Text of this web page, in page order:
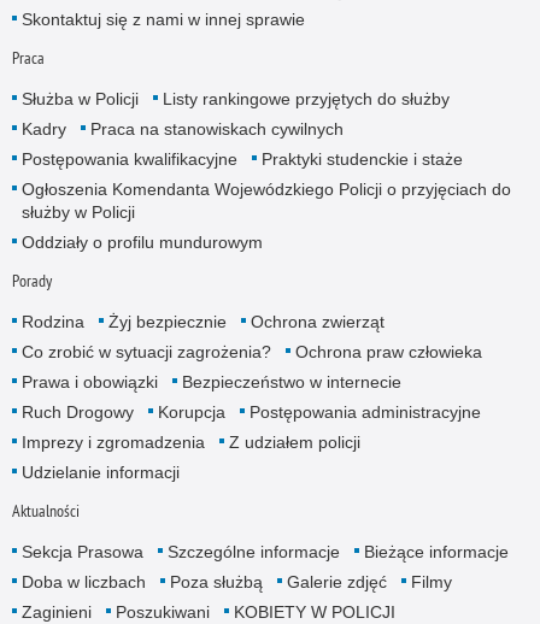
Skontaktuj się z nami w innej sprawie
Praca
Służba w Policji
Listy rankingowe przyjętych do służby
Kadry
Praca na stanowiskach cywilnych
Postępowania kwalifikacyjne
Praktyki studenckie i staże
Ogłoszenia Komendanta Wojewódzkiego Policji o przyjęciach do
służby w Policji
Oddziały o profilu mundurowym
Porady
Rodzina Żyj bezpiecznie
Ochrona zwierząt
Co zrobić w sytuacji zagrożenia?
Ochrona praw człowieka
Prawa i obowiązki
Bezpieczeństwo w internecie
Ruch Drogowy
Korupcja
Postępowania administracyjne
Imprezy i zgromadzenia
Z udziałem policji
Udzielanie informacji
Aktualności
Sekcja Prasowa Szczególne informacje
Bieżące informacje
Doba w liczbach
Poza służbą Galerie zdjęć
Filmy
Zaginieni
Poszukiwani KOBIETY W POLICJI